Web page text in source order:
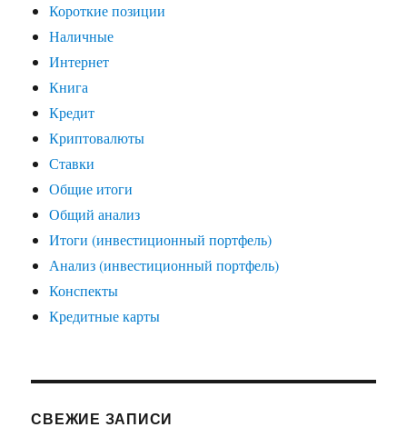
Короткие позиции
Наличные
Интернет
Книга
Кредит
Криптовалюты
Ставки
Общие итоги
Общий анализ
Итоги (инвестиционный портфель)
Анализ (инвестиционный портфель)
Конспекты
Кредитные карты
СВЕЖИЕ ЗАПИСИ